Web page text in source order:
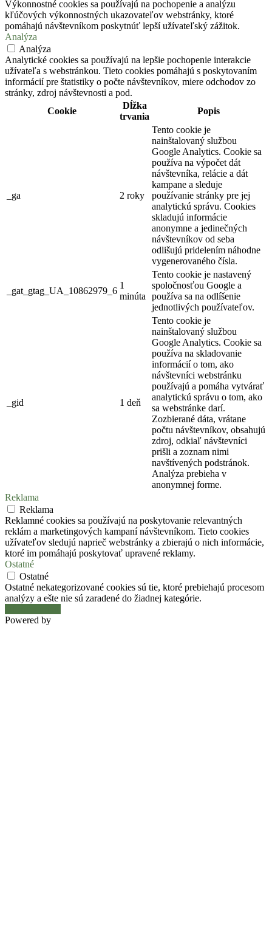
Výkonnostné cookies sa používajú na pochopenie a analýzu
kľúčových výkonnostných ukazovateľov webstránky, ktoré
pomáhajú návštevníkom poskytnúť lepší užívateľský zážitok.
Analýza
Analýza
Analytické cookies sa používajú na lepšie pochopenie interakcie
užívateľa s webstránkou. Tieto cookies pomáhajú s poskytovaním
informácií pre štatistiky o počte návštevníkov, miere odchodov zo
stránky, zdroj návštevnosti a pod.
Cookie
Dĺžka
trvania
Popis
_ga 2 roky
Tento cookie je
nainštalovaný službou
Google Analytics. Cookie sa
používa na výpočet dát
návštevníka, relácie a dát
kampane a sleduje
používanie stránky pre jej
analytickú správu. Cookies
skladujú informácie
anonymne a jedinečných
návštevníkov od seba
odlišujú pridelením náhodne
vygenerovaného čísla.
_gat_gtag_UA_10862979_6
1
minúta
Tento cookie je nastavený
spoločnosťou Google a
používa sa na odlíšenie
jednotlivých používateľov.
_gid 1 deň
Tento cookie je
nainštalovaný službou
Google Analytics. Cookie sa
používa na skladovanie
informácií o tom, ako
návštevníci webstránku
používajú a pomáha vytvárať
analytickú správu o tom, ako
sa webstránke darí.
Zozbierané dáta, vrátane
počtu návštevníkov, obsahujú
zdroj, odkiaľ návštevníci
prišli a zoznam nimi
navštívených podstránok.
Analýza prebieha v
anonymnej forme.
Reklama
Reklama
Reklamné cookies sa používajú na poskytovanie relevantných
reklám a marketingových kampaní návštevníkom. Tieto cookies
užívateľov sledujú naprieč webstránky a zbierajú o nich informácie,
ktoré im pomáhajú poskytovať upravené reklamy.
Ostatné
Ostatné
Ostatné nekategorizované cookies sú tie, ktoré prebiehajú procesom
analýzy a ešte nie sú zaradené do žiadnej kategórie.
Powered by